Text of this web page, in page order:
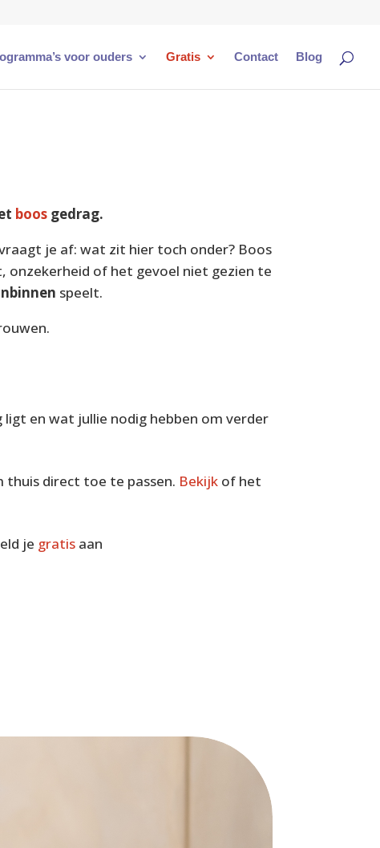
voor ouders Gratis Contact Blog
boos gedrag.
je af:wat zit hier toch onder? Boos
onzekerheid of het gevoel niet gezien te
speelt.
en wat jullie nodig hebben om verder
thuis direct toe te passen. Bekijk of het
je gratis aan